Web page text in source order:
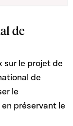
de
sur le projet de
de
le
préservant le